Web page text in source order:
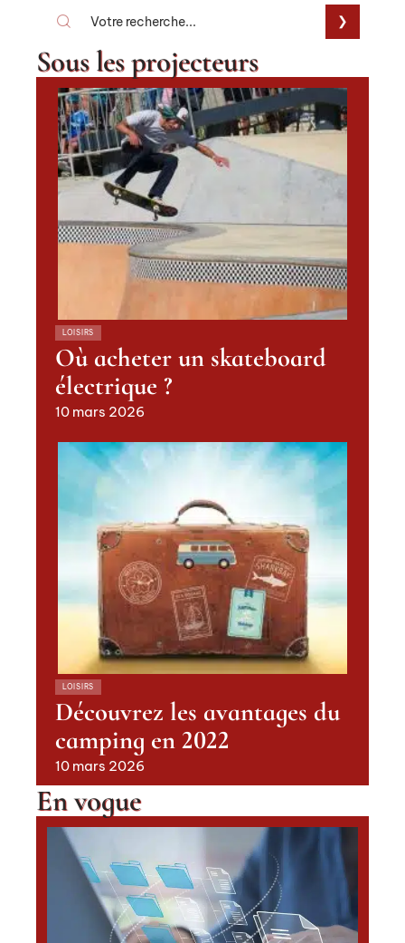
Sous les projecteurs
LOISIRS
Où acheter un skateboard
électrique ?
10 mars 2026
LOISIRS
Découvrez les avantages du
camping en 2022
10 mars 2026
En vogue